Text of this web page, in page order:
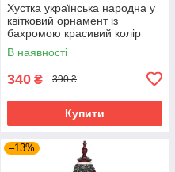
Хустка українська народна у
квітковий орнамент із
бахромою красивий колір
чорний 110*110
В наявності
340 ₴ 390 ₴
Купити
–13%